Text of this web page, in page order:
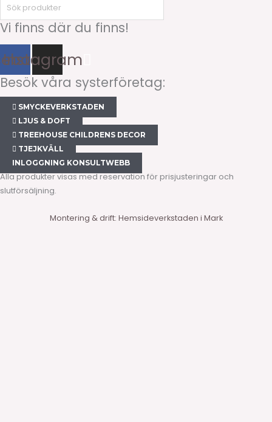
Vi finns där du finns!
Instagram
Besök våra systerföretag:
SMYCKEVERKSTADEN
LJUS & DOFT
TREEHOUSE CHILDRENS DECOR
TJEJKVÄLL
INLOGGNING KONSULTWEBB
Alla produkter visas med reservation för prisjusteringar och
slutförsäljning.
Montering & drift: Hemsideverkstaden i Mark